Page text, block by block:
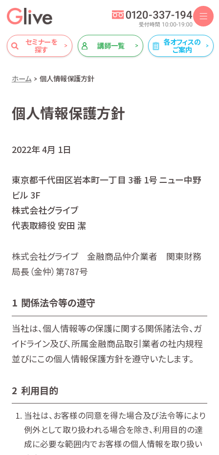
セミナーを
探す
講師一覧
各オフィスの
ご案内
ホーム 個人情報保護方針
個人情報保護方針
2022年 4月 1日
東京都千代田区岩本町一丁目 3番 1号 ニュー中野
ビル 3F
株式会社グライブ
代表取締役 安田 潔
株式会社グライブ 金融商品仲介業者 関東財務
局長（金仲）第787号
1 関係法令等の遵守
当社は、個人情報等の保護に関する関係諸法令、ガ
イドライン及び、所属金融商品取引業者の社内規程
並びにこの個人情報保護方針を遵守いたします。
2 利用目的
当社は、お客様の同意を得た場合及び法令等により
例外として取り扱われる場合を除き、利用目的の達
成に必要な範囲内でお客様の個人情報を取り扱い